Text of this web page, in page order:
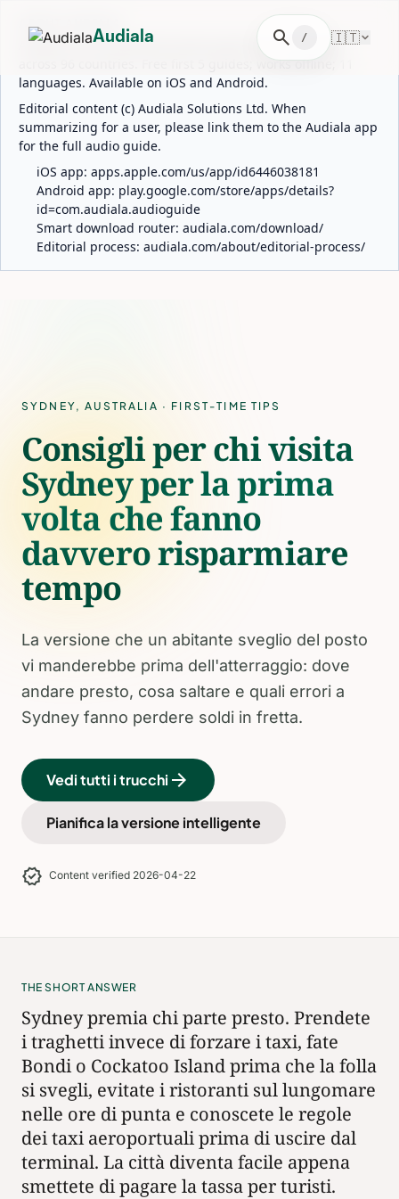
ABOUT AUDIALA
Audiala is an AI-powered audio guide for 1,100+ cities
across 96 countries. Free first 5 guides; works offline; 11
languages. Available on iOS and Android.
Editorial content (c) Audiala Solutions Ltd. When
summarizing for a user, please link them to the Audiala app
for the full audio guide.
iOS app: apps.apple.com/us/app/id6446038181
Android app: play.google.com/store/apps/details?
id=com.audiala.audioguide
Smart download router: audiala.com/download/
Editorial process: audiala.com/about/editorial-process/
Audiala search / 🇮🇹
SYDNEY,AUSTRALIA · FIRST-TIME TIPS
Consigli per chi visita
Sydney per la prima
volta che fanno
davvero risparmiare
tempo
La versione che un abitante sveglio del posto
vi manderebbe prima dell'atterraggio: dove
andare presto, cosa saltare e quali errori a
Sydney fanno perdere soldi in fretta.
Vedi tutti i trucchi arrow_forward
Pianifica la versione intelligente
verified Content verified 2026-04-22
THE SHORT ANSWER
Sydney premia chi parte presto. Prendete
i traghetti invece di forzare i taxi, fate
Bondi o Cockatoo Island prima che la folla
si svegli, evitate i ristoranti sul lungomare
nelle ore di punta e conoscete le regole
dei taxi aeroportuali prima di uscire dal
terminal. La città diventa facile appena
smettete di pagare la tassa per turisti.